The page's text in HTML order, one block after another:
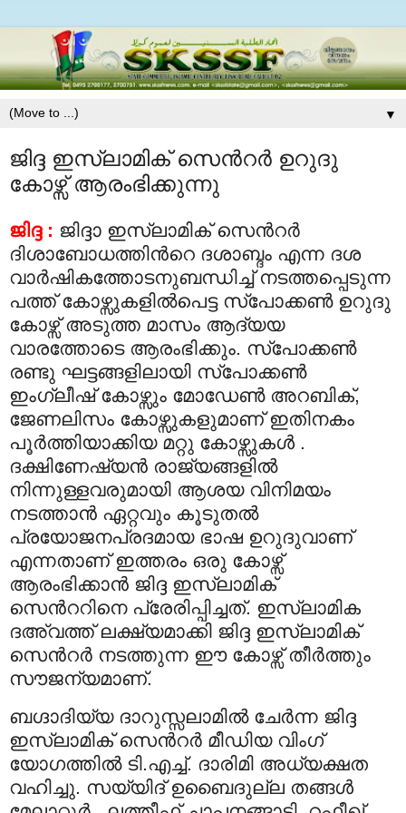
▼
ജിദ്ദ ഇസ്‍ലാമിക് സെന്‍റര്‍ ഉറുദു
കോഴ്സ് ആരംഭിക്കുന്നു
ജിദ്ദ : ജിദ്ദാ ഇസ്‍ലാമിക് സെന്‍റര്‍
ദിശാബോധത്തിന്‍റെ ദശാബ്ദം എന്ന ദശ
വാര്‍ഷികത്തോടനുബന്ധിച്ച് നടത്തപ്പെടുന്ന
പത്ത് കോഴ്സുകളില്‍പെട്ട സ്പോക്കണ്‍ ഉറുദു
കോഴ്സ് അടുത്ത മാസം ആദ്യയ
വാരത്തോടെ ആരംഭിക്കും. സ്പോക്കണ്‍
രണ്ടു ഘട്ടങ്ങളിലായി സ്പോക്കണ്‍
ഇംഗ്ലീഷ് കോഴ്സും മോഡേണ്‍ അറബിക്,
ജേണലിസം കോഴ്സുകളുമാണ് ഇതിനകം
പൂര്‍ത്തിയാക്കിയ മറ്റു കോഴ്സുകള്‍ .
ദക്ഷിണേഷ്യന്‍ രാജ്യങ്ങളില്‍
നിന്നുള്ളവരുമായി ആശയ വിനിമയം
നടത്താന്‍ ഏറ്റവും കൂടുതല്‍
പ്രയോജനപ്രദമായ ഭാഷ ഉറുദുവാണ്
എന്നതാണ് ഇത്തരം ഒരു കോഴ്സ്
ആരംഭിക്കാന്‍ ജിദ്ദ ഇസ്‍ലാമിക്
സെന്‍ററിനെ പ്രേരിപ്പിച്ചത്. ഇസ്‍ലാമിക
ദഅ്വത്ത് ലക്ഷ്യമാക്കി ജിദ്ദ ഇസ്‍ലാമിക്
സെന്‍റര്‍ നടത്തുന്ന ഈ കോഴ്സ് തീര്‍ത്തും
സൗജന്യമാണ്.
ബഗ്ദാദിയ്യ ദാറുസ്സലാമില്‍ ചേര്‍ന്ന ജിദ്ദ
ഇസ്‍ലാമിക് സെന്‍റര്‍ മീഡിയ വിംഗ്
യോഗത്തില്‍ ടി.എച്ച്. ദാരിമി അധ്യക്ഷത
വഹിച്ചു. സയ്യിദ് ഉബൈദുല്ല തങ്ങള്‍